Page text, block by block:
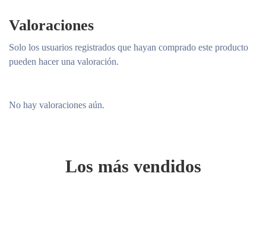
Valoraciones
No hay valoraciones aún.
Solo los usuarios registrados que hayan comprado este producto
pueden hacer una valoración.
Los más vendidos